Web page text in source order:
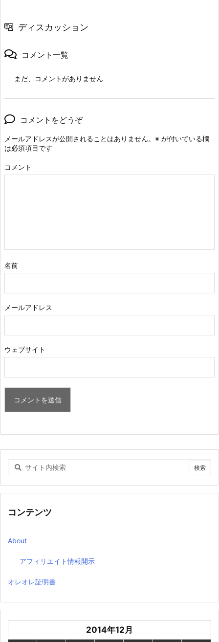
ディスカッション
コメント一覧
まだ、コメントがありません
コメントをどうぞ
メールアドレスが公開されることはありません。 ※ が付いている欄
は必須項目です
コメント
名前
メールアドレス
ウェブサイト
コンテンツ
About
アフィリエイト情報開示
オレオレ証明書
2014年12月